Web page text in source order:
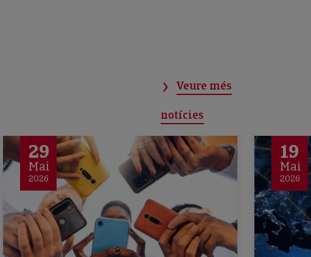
Veure més
notícies
29
Mai
2026
19
Mai
2026